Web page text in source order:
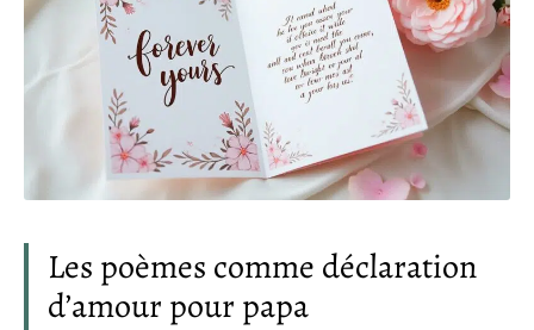
Les poèmes comme déclaration
d’amour pour papa